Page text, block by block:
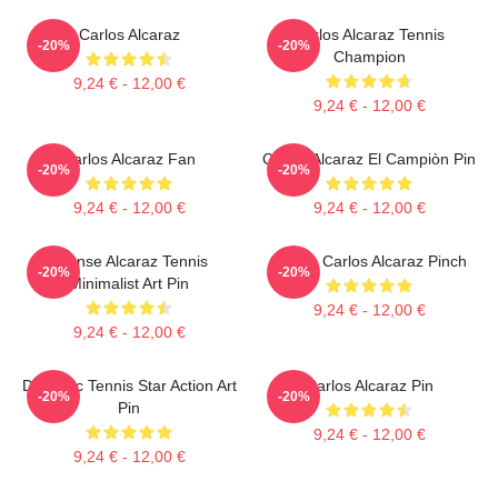
Carlos Alcaraz
9,24 € - 12,00 €
-20%
Carlos Alcaraz Tennis
Champion
9,24 € - 12,00 €
-20%
Carlos Alcaraz Fan
9,24 € - 12,00 €
-20%
Carlos Alcaraz El Campiòn Pin
9,24 € - 12,00 €
-20%
Intense Alcaraz Tennis
Minimalist Art Pin
9,24 € - 12,00 €
-20%
Tennis Carlos Alcaraz Pinch
9,24 € - 12,00 €
-20%
Dynamic Tennis Star Action Art
Pin
9,24 € - 12,00 €
-20%
Carlos Alcaraz Pin
9,24 € - 12,00 €
-20%